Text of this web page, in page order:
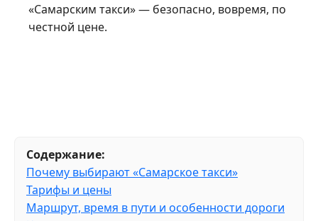
«Самарским такси» — безопасно, вовремя, по
честной цене.
Содержание:
Почему выбирают «Самарское такси»
Тарифы и цены
Маршрут, время в пути и особенности дороги